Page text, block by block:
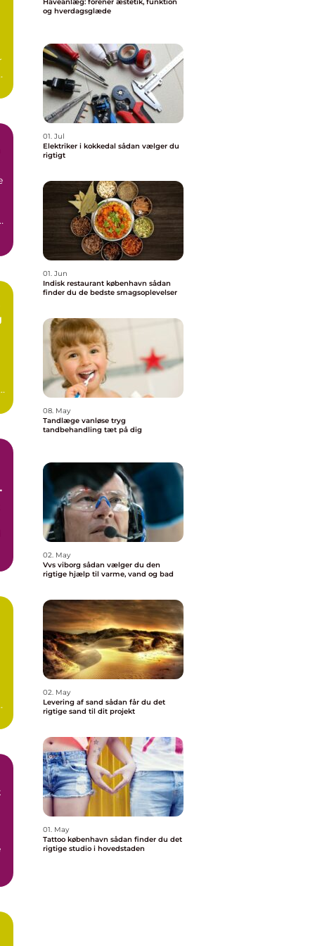
og hverdagsglæde
01. Jul
Elektriker i kokkedal sådan vælger du
rigtigt
01. Jun
Indisk restaurant københavn sådan
finder du de bedste smagsoplevelser
08. May
Tandlæge vanløse tryg
tandbehandling tæt på dig
02. May
Vvs viborg sådan vælger du den
rigtige hjælp til varme, vand og bad
02. May
Levering af sand sådan får du det
rigtige sand til dit projekt
01. May
Tattoo københavn sådan finder du det
rigtige studio i hovedstaden